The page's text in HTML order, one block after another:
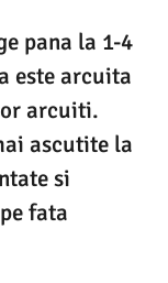
pana la 1-4
este arcuita
arcuiti.
ascutite la
si
fata